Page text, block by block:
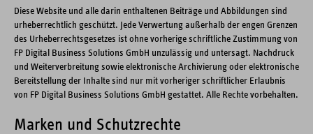
Diese Website und alle darin enthaltenen Beiträge und Abbildungen sind
urheberrechtlich geschützt. Jede Verwertung außerhalb der engen Grenzen
des Urheberrechtsgesetzes ist ohne vorherige schriftliche Zustimmung von
FP Digital Business Solutions GmbH unzulässig und untersagt. Nachdruck
und Weiterverbreitung sowie elektronische Archivierung oder elektronische
Bereitstellung der Inhalte sind nur mit vorheriger schriftlicher Erlaubnis
von FP Digital Business Solutions GmbH gestattet. Alle Rechte vorbehalten.
Marken und Schutzrechte